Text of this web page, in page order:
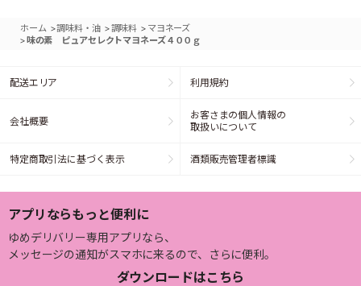
ホーム >調味料・油 >調味料 > マヨネーズ
> 味の素 ピュアセレクトマヨネーズ４００ｇ
配送エリア 利用規約
会社概要
お客さまの個人情報の
取扱いについて
特定商取引法に基づく表示 酒類販売管理者標識
アプリならもっと便利に
ゆめデリバリー専用アプリなら、
メッセージの通知がスマホに来るので、さらに便利。
ダウンロードはこちら